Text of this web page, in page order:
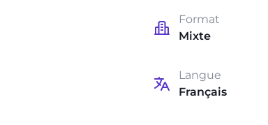
Format
Mixte
Langue
Français